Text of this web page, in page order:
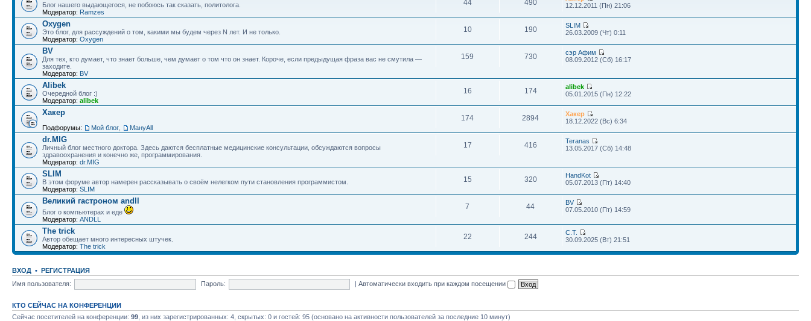
Блог нашего выдающегося, не побоюсь так сказать, политолога.
Модератор: Ramzes
44 490
12.12.2011 (Пн) 21:06
Oxygen
Это блог, для рассуждений о том, какими мы будем через N лет. И не только.
Модератор: Oxygen
10 190
SLIM
26.03.2009 (Чт) 0:11
BV
Для тех, кто думает, что знает больше, чем думает о том что он знает. Короче, если предыдущая фраза вас не смутила —
заходите.
Модератор: BV
159 730
сэр Афим
08.09.2012 (Сб) 16:17
Alibek
Очередной блог :)
Модератор: alibek
16 174
alibek
05.01.2015 (Пн) 12:22
Хакер
Подфорумы: Мой блог МануAll
174 2894
Хакер
18.12.2022 (Вс) 6:34
dr.MIG
Личный блог местного доктора. Здесь даются бесплатные медицинские консультации, обсуждаются вопросы
здравоохранения и конечно же, программирования.
Модератор: dr.MIG
17 416
Teranas
13.05.2017 (Сб) 14:48
SLIM
В этом форуме автор намерен рассказывать о своём нелегком пути становления программистом.
Модератор: SLIM
15 320
HandKot
05.07.2013 (Пт) 14:40
Великий гастроном andll
Блог о компьютерах и еде
Модератор: ANDLL
7 44
BV
07.05.2010 (Пт) 14:59
The trick
Автор обещает много интересных штучек.
Модератор: The trick
22 244
С.Т.
30.09.2025 (Вт) 21:51
ВХОД • РЕГИСТРАЦИЯ
Имя пользователя:
Пароль: |Автоматически входить при каждом посещении
КТО СЕЙЧАС НА КОНФЕРЕНЦИИ
Сейчас посетителей на конференции: 99 , из них зарегистрированных: 4, скрытых: 0 и гостей: 95 (основано на активности пользователей за последние 10 минут)